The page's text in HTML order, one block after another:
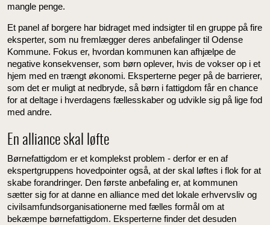
mangle penge.
Et panel af borgere har bidraget med indsigter til en gruppe på fire
eksperter, som nu fremlægger deres anbefalinger til Odense
Kommune. Fokus er, hvordan kommunen kan afhjælpe de
negative konsekvenser, som børn oplever, hvis de vokser op i et
hjem med en trængt økonomi. Eksperterne peger på de barrierer,
som det er muligt at nedbryde, så børn i fattigdom får en chance
for at deltage i hverdagens fællesskaber og udvikle sig på lige fod
med andre.
En alliance skal løfte
Børnefattigdom er et komplekst problem - derfor er en af
ekspertgruppens hovedpointer også, at der skal løftes i flok for at
skabe forandringer. Den første anbefaling er, at kommunen
sætter sig for at danne en alliance med det lokale erhvervsliv og
civilsamfundsorganisationerne med fælles formål om at
bekæmpe børnefattigdom. Eksperterne finder det desuden